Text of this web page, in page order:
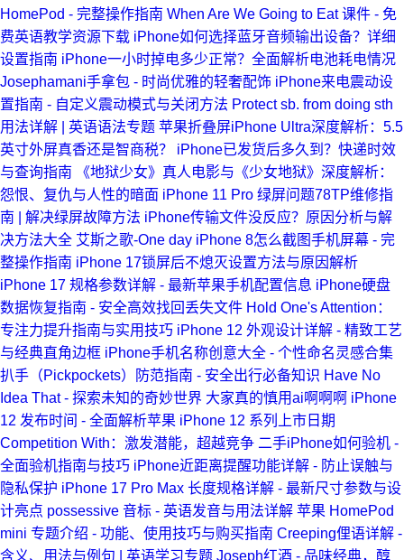
HomePod - 完整操作指南 When Are We Going to Eat 课件 - 免
费英语教学资源下载 iPhone如何选择蓝牙音频输出设备？详细
设置指南 iPhone一小时掉电多少正常？全面解析电池耗电情况
Josephamani手拿包 - 时尚优雅的轻奢配饰 iPhone来电震动设
置指南 - 自定义震动模式与关闭方法 Protect sb. from doing sth
用法详解 | 英语语法专题 苹果折叠屏iPhone Ultra深度解析：5.5
英寸外屏真香还是智商税？
iPhone已发货后多久到？快递时效
与查询指南
《地狱少女》真人电影与《少女地狱》深度解析：
怨恨、复仇与人性的暗面 iPhone 11 Pro 绿屏问题78TP维修指
南 | 解决绿屏故障方法 iPhone传输文件没反应？原因分析与解
决方法大全 艾斯之歌-One day iPhone 8怎么截图手机屏幕 - 完
整操作指南 iPhone 17锁屏后不熄灭设置方法与原因解析
iPhone 17 规格参数详解 - 最新苹果手机配置信息 iPhone硬盘
数据恢复指南 - 安全高效找回丢失文件 Hold One's Attention：
专注力提升指南与实用技巧 iPhone 12 外观设计详解 - 精致工艺
与经典直角边框 iPhone手机名称创意大全 - 个性命名灵感合集
扒手（Pickpockets）防范指南 - 安全出行必备知识 Have No
Idea That - 探索未知的奇妙世界 大家真的慎用ai啊啊啊 iPhone
12 发布时间 - 全面解析苹果 iPhone 12 系列上市日期
Competition With：激发潜能，超越竞争 二手iPhone如何验机 -
全面验机指南与技巧 iPhone近距离提醒功能详解 - 防止误触与
隐私保护 iPhone 17 Pro Max 长度规格详解 - 最新尺寸参数与设
计亮点 possessive 音标 - 英语发音与用法详解 苹果 HomePod
mini 专题介绍 - 功能、使用技巧与购买指南 Creeping俚语详解 -
含义、用法与例句 | 英语学习专题 Joseph红酒 - 品味经典，醇